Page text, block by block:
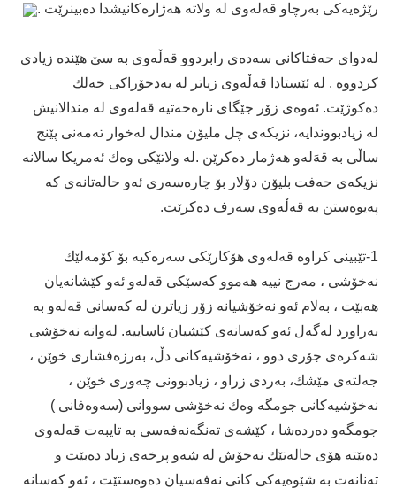
رێژه‌یه‌كی به‌رچاو قه‌له‌وی له‌ ولاته‌ ھه‌ژاره‌كانیشدا ده‌بینرێت .
له‌دوای حه‌فتاكانی سه‌ده‌ی رابردوو قه‌ڵه‌وی به‌ سێ هێنده‌ زیادی
كردووه‌ . له‌ ئێستادا قه‌ڵه‌وی زیاتر له‌ به‌دخۆراكی خه‌لك
ده‌كوژێت. ئه‌وه‌ی زۆر جێگای ناره‌حه‌تیه‌ قه‌له‌وی له‌ مندالانیش
له‌ زیادبووندایه‌، نزیكه‌ی چل ملیۆن مندال له‌خوار ته‌مه‌نی پێنج
ساڵی به‌ قه‌َله‌و ھه‌ژمار ده‌كرێن .له‌ ولاتێكی وه‌ك ئه‌مریكا سالانه‌
نزیكه‌ی حه‌فت بلیۆن دۆلار بۆ چاره‌سه‌ری ئه‌و حاله‌تانه‌ی كه‌
په‌یوه‌ستن به‌ قه‌ڵه‌وی سه‌رف ده‌كرێت.
1-تێبینی كراوه‌ قه‌له‌وی ھۆكارێكی سه‌ره‌كیه‌ بۆ كۆمه‌لێك
نه‌خۆشی ، مه‌رج نییه‌ ھه‌موو كه‌سێكی قه‌له‌و ئه‌و كێشانه‌یان
ھه‌بێت ، به‌لام ئه‌و نه‌خۆشیانه‌ زۆر زیاترن له‌ كه‌سانی قه‌له‌و به‌
به‌راورد له‌گه‌ل ئه‌و كه‌سانه‌ی كێشیان ئاساییه‌. له‌وانه‌ نه‌خۆشی
شه‌كره‌ی جۆری دوو ، نه‌خۆشیه‌كانی دڵ، به‌رزه‌فشاری خوێن ،
جه‌لته‌ی مێشك، به‌ردی زراو ، زیادبوونی چه‌وری خوێن ،
نه‌خۆشیه‌كانی جومگه‌ وه‌ك نه‌خۆشی سووانی (سه‌وه‌فانی )
جومگه‌و ده‌رده‌شا ، كێشه‌ی ته‌نگه‌نه‌فه‌سی به‌ تایبه‌ت قه‌له‌وی
ده‌بێته‌ ھۆی حاله‌تێك نه‌خۆش له‌ شه‌و پرخه‌ی زیاد ده‌بێت و
ته‌نانه‌ت به‌ شێوه‌یه‌كی كاتی نه‌فه‌سیان ده‌وه‌ستێت ، ئه‌و كه‌سانه‌